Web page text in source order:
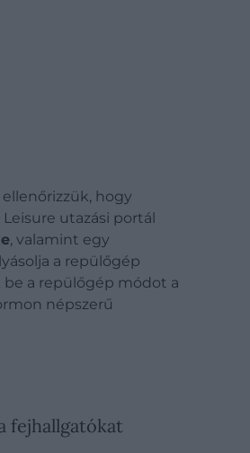
hogy
utazási portál
, valamint egy
a repülőgép
be a repülőgép módot a
népszerű
fejhallgatókat